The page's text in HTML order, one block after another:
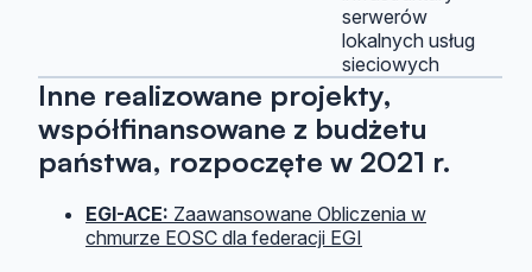
serwerów
lokalnych usług
sieciowych
Inne realizowane projekty,
współfinansowane z budżetu
państwa, rozpoczęte w 2021 r.
EGI-ACE: Zaawansowane Obliczenia w
chmurze EOSC dla federacji EGI